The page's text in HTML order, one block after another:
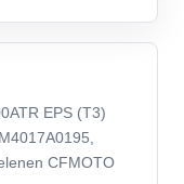
EPS (T3)
CFMOTO